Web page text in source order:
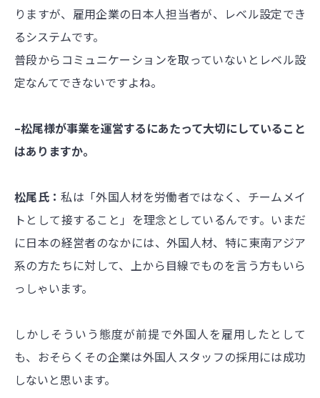
りますが、雇用企業の日本人担当者が、レベル設定でき
るシステムです。
普段からコミュニケーションを取っていないとレベル設
定なんてできないですよね。
–松尾様が事業を運営するにあたって大切にしていること
はありますか。
松尾氏：私は「外国人材を労働者ではなく、チームメイ
トとして接すること」を理念としているんです。いまだ
に日本の経営者のなかには、外国人材、特に東南アジア
系の方たちに対して、上から目線でものを言う方もいら
っしゃいます。
しかしそういう態度が前提で外国人を雇用したとして
も、おそらくその企業は外国人スタッフの採用には成功
しないと思います。